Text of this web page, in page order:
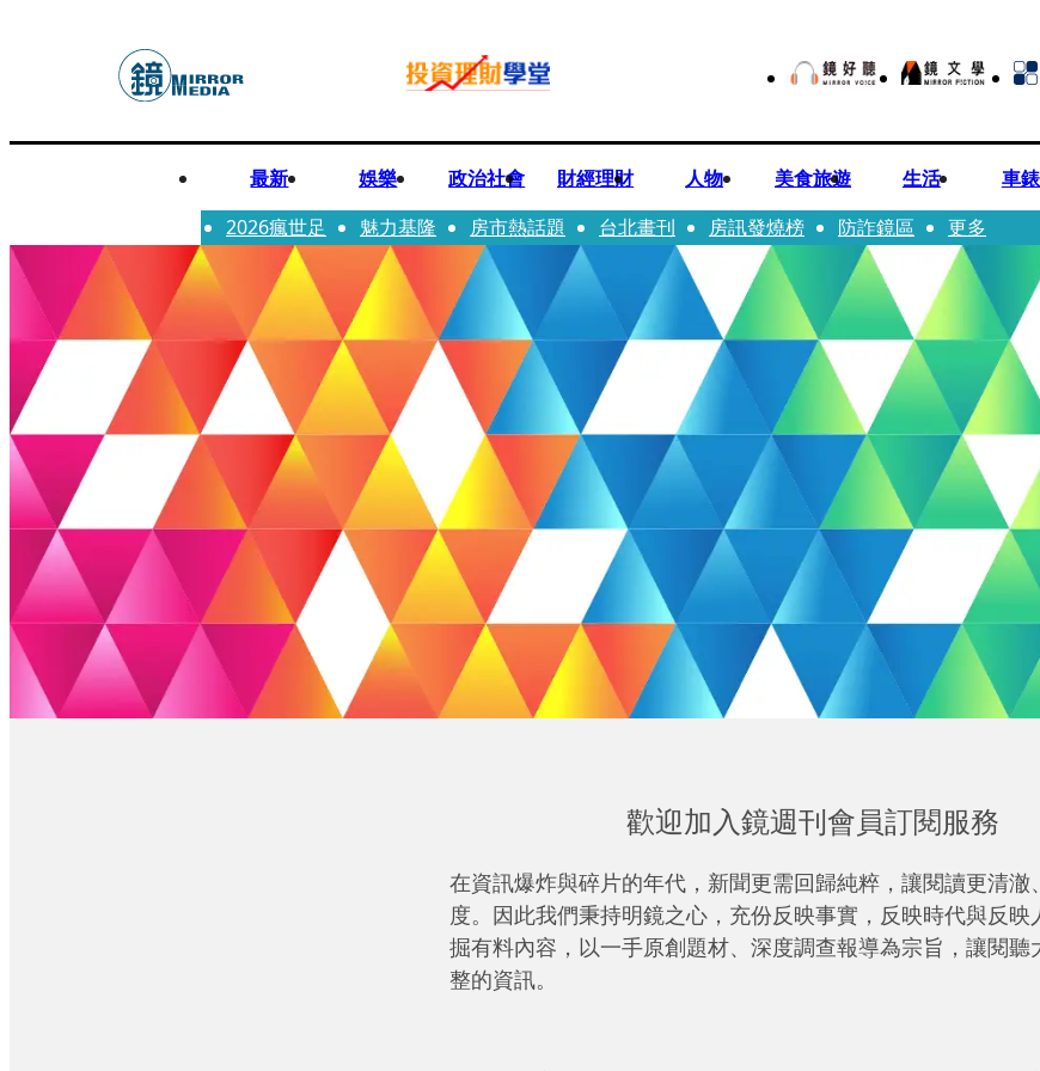
最新 娛樂 政治社會 財經理財 人物 美食旅遊 生活 車
2026瘋世足
魅力基隆 房市熱話題 台北畫刊 房訊發燒榜 防詐鏡區 更多
歡迎加入鏡週刊會員訂閱服務
在資訊爆炸與碎片的年代，新聞更需回歸純粹，讓閱讀更清澈
度。因此我們秉持明鏡之心，充份反映事實，反映時代與反映
掘有料內容，以一手原創題材、深度調查報導為宗旨，讓閱聽
整的資訊。